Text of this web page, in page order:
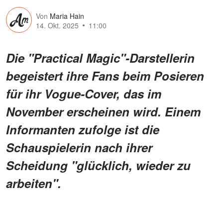
Von Maria Hain
14. Okt. 2025
11:00
Die "Practical Magic"-Darstellerin
begeistert ihre Fans beim Posieren
für ihr Vogue-Cover, das im
November erscheinen wird. Einem
Informanten zufolge ist die
Schauspielerin nach ihrer
Scheidung "glücklich, wieder zu
arbeiten".